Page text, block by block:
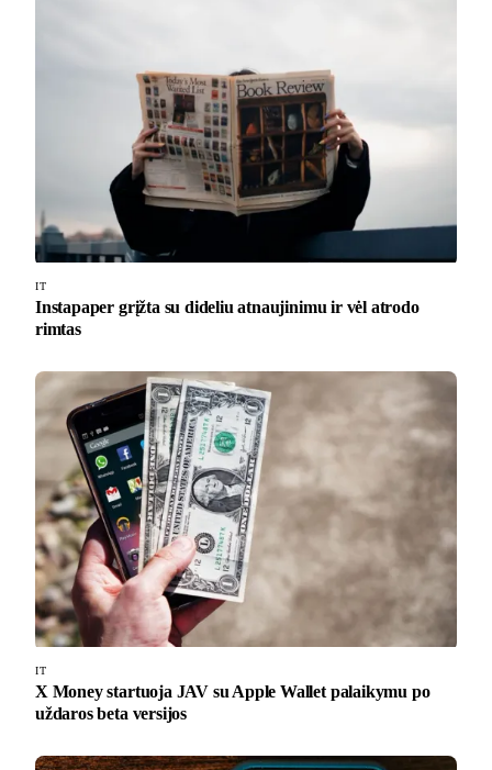
IT
Instapaper grįžta su dideliu atnaujinimu ir vėl atrodo
rimtas
IT
X Money startuoja JAV su Apple Wallet palaikymu po
uždaros beta versijos